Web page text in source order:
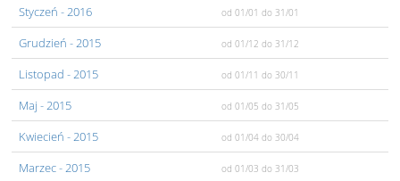
Styczeń - 2016 od 01/01 do 31/01
Grudzień - 2015 od 01/12 do 31/12
Listopad - 2015 od 01/11 do 30/11
Maj - 2015 od 01/05 do 31/05
Kwiecień - 2015 od 01/04 do 30/04
Marzec- 2015 od 01/03 do 31/03